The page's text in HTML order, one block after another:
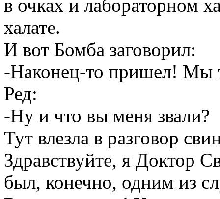
в очках и лабораторном
халате.
И вот Бомба заговорил:
-Наконец-то пришел! Мы
Ред:
-Ну и что вы меня звали?
Тут влезла в разговор
Здравствуйте, я Доктор
был, конечно, одним из